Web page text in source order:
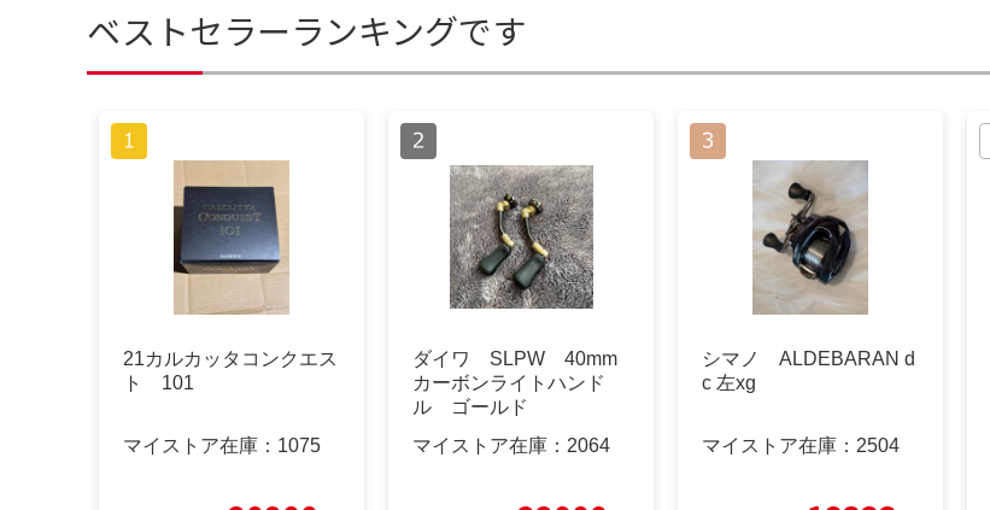
ベストセラーランキングです
21カルカッタコンクエス
ト 101
マイストア在庫： 1075
ダイワ SLPW 40mm
カーボンライトハンド
ル ゴールド
マイストア在庫： 2064
シマノ ALDEBARAN d
c 左xg
マイストア在庫： 2504